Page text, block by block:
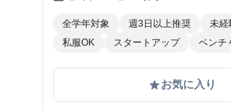
全学年対象 週3日以上推奨 未経
私服OK
スタートアップ ベンチ
gradeお気に入り